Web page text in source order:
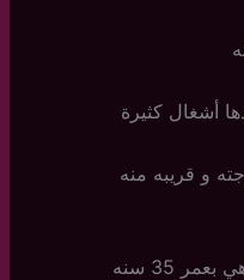
أشغال كثيرة
و قريبه منه
35 سنه